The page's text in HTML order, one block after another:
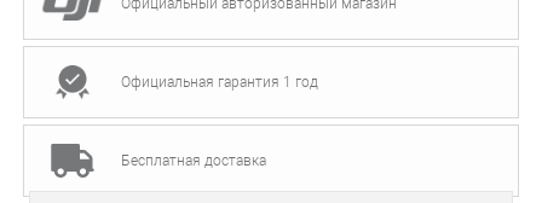
Официальный авторизованный магазин
Официальная гарантия 1 год
Бесплатная доставка